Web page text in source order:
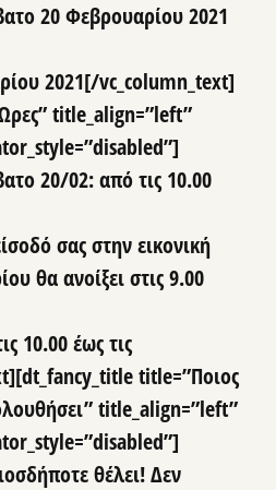
20 Φεβρουαρίου 2021
2021[/vc_column_text]
title_align=”left”
20/02: από τις 10.00
σας στην εικονική
θα ανοίξει στις 9.00
10.00 έως τις
title=”Ποιος
title_align=”left”
θέλει! Δεν